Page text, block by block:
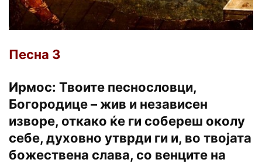
Песна 3
Ирмос: Твоите песнословци,
Богородице – жив и независен
изворе, откако ќе ги собереш околу
себе, духовно утврди ги и, во твојата
божествена слава, со венците на